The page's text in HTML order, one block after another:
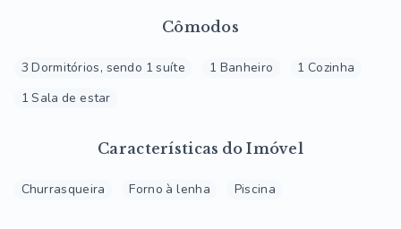
Cômodos
3 Dormitórios, sendo 1 suíte 1 Banheiro
1 Cozinha
1 Sala de estar
Características do Imóvel
Churrasqueira Forno à lenha Piscina